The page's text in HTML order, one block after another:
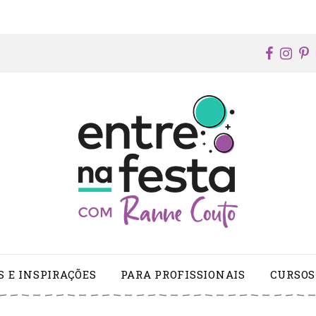
E INSPIRAÇÕES PARA PROFISSIONAIS CURSOS